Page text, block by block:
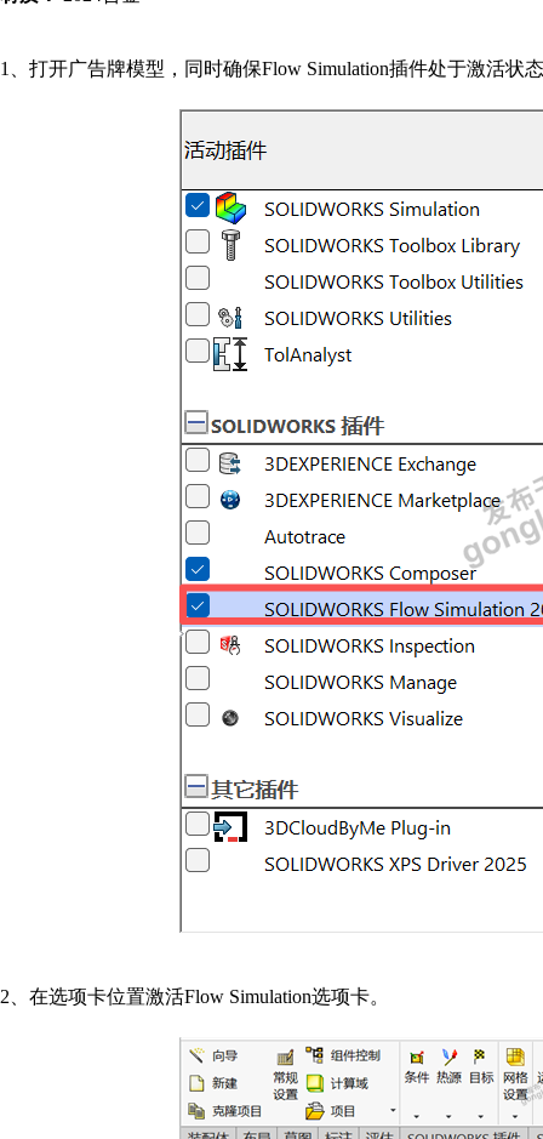
1 、打开广告牌模型，同时确保Flow Simulation插件处于激活状
2 、在选项卡位置激活Flow Simulation选项卡。